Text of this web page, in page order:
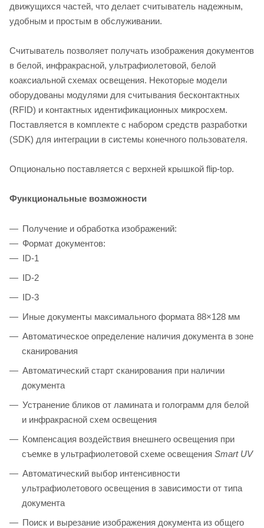
движущихся частей, что делает считыватель надежным,
удобным и простым в обслуживании.
Считыватель позволяет получать изображения документов
в белой, инфракрасной, ультрафиолетовой, белой
коаксиальной схемах освещения. Некоторые модели
оборудованы модулями для считывания бесконтактных
(RFID) и контактных идентификационных микросхем.
Поставляется в комплекте с набором средств разработки
(SDK) для интеграции в системы конечного пользователя.
Опционально поставляется c верхней крышкой flip-top.
Функциональные возможности
Получение и обработка изображений:
Формат документов:
ID-1
ID-2
ID-3
Иные документы максимального формата 88×128 мм
Автоматическое определение наличия документа в зоне
сканирования
Автоматический старт сканирования при наличии
документа
Устранение бликов от ламината и голограмм для белой
и инфракрасной схем освещения
Компенсация воздействия внешнего освещения при
съемке в ультрафиолетовой схеме освещения Smart UV
Автоматический выбор интенсивности
ультрафиолетового освещения в зависимости от типа
документа
Поиск и вырезание изображения документа из общего